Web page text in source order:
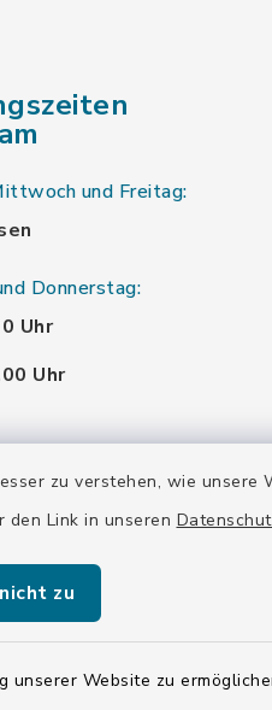
zu verstehen, wie
Link in unseren
zu
Website zu
und Freitag:
Donnerstag:
Uhr
Uhr
Uhr